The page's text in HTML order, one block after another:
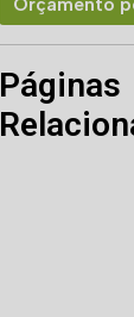
Páginas